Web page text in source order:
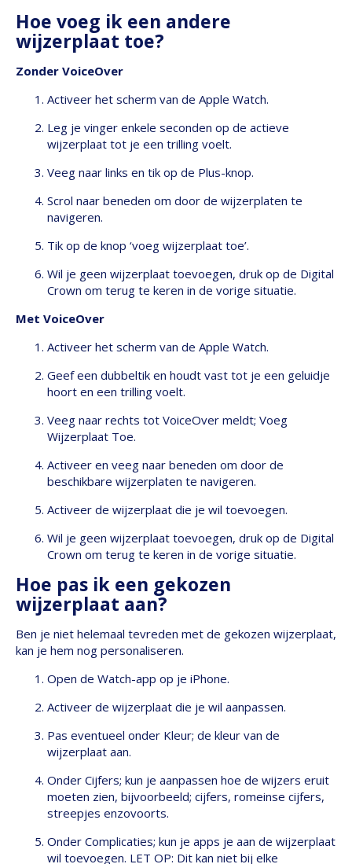
Hoe voeg ik een andere
wijzerplaat toe?
Zonder VoiceOver
Activeer het scherm van de Apple Watch.
Leg je vinger enkele seconden op de actieve
wijzerplaat tot je een trilling voelt.
Veeg naar links en tik op de Plus-knop.
Scrol naar beneden om door de wijzerplaten te
navigeren.
Tik op de knop ‘voeg wijzerplaat toe’.
Wil je geen wijzerplaat toevoegen, druk op de Digital
Crown om terug te keren in de vorige situatie.
Met VoiceOver
Activeer het scherm van de Apple Watch.
Geef een dubbeltik en houdt vast tot je een geluidje
hoort en een trilling voelt.
Veeg naar rechts tot VoiceOver meldt; Voeg
Wijzerplaat Toe.
Activeer en veeg naar beneden om door de
beschikbare wijzerplaten te navigeren.
Activeer de wijzerplaat die je wil toevoegen.
Wil je geen wijzerplaat toevoegen, druk op de Digital
Crown om terug te keren in de vorige situatie.
Hoe pas ik een gekozen
wijzerplaat aan?
Ben je niet helemaal tevreden met de gekozen wijzerplaat,
kan je hem nog personaliseren.
Open de Watch-app op je iPhone.
Activeer de wijzerplaat die je wil aanpassen.
Pas eventueel onder Kleur; de kleur van de
wijzerplaat aan.
Onder Cijfers; kun je aanpassen hoe de wijzers eruit
moeten zien, bijvoorbeeld; cijfers, romeinse cijfers,
streepjes enzovoorts.
Onder Complicaties; kun je apps je aan de wijzerplaat
wil toevoegen. LET OP: Dit kan niet bij elke